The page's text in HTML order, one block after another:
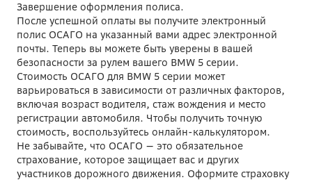
Завершение оформления полиса.
После успешной оплаты вы получите электронный
полис ОСАГО на указанный вами адрес электронной
почты. Теперь вы можете быть уверены в вашей
безопасности за рулем вашего BMW 5 серии.
Стоимость ОСАГО для BMW 5 серии может
варьироваться в зависимости от различных факторов,
включая возраст водителя, стаж вождения и место
регистрации автомобиля. Чтобы получить точную
стоимость, воспользуйтесь онлайн-калькулятором.
Не забывайте, что ОСАГО — это обязательное
страхование, которое защищает вас и других
участников дорожного движения. Оформите страховку